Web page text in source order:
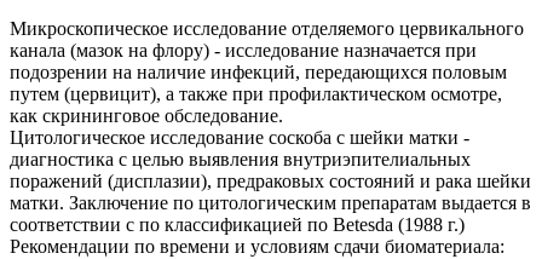
Микроскопическое исследование отделяемого цервикального
канала (мазок на флору) - исследование назначается при
подозрении на наличие инфекций, передающихся половым
путем (цервицит), а также при профилактическом осмотре,
как скрининговое обследование.
Цитологическое исследование соскоба с шейки матки -
диагностика с целью выявления внутриэпителиальных
поражений (дисплазии), предраковых состояний и рака шейки
матки. Заключение по цитологическим препаратам выдается в
соответствии с по классификацией по Betesda (1988 г.)
Рекомендации по времени и условиям сдачи биоматериала: